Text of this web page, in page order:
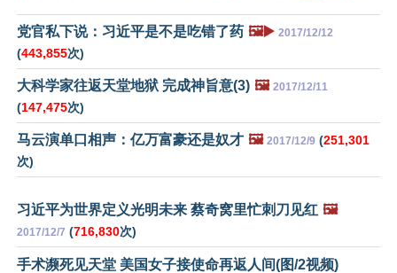
党官私下说：习近平是不是吃错了药 🖼️▶️ 2017/12/12
(443,855次)
大科学家往返天堂地狱 完成神旨意(3) 🖼️ 2017/12/11
(147,475次)
马云演单口相声：亿万富豪还是奴才 🖼️ 2017/12/9 (251,301
次)
习近平为世界定义光明未来 蔡奇窝里忙刺刀见红 🖼️
2017/12/7 (716,830次)
手术濒死见天堂 美国女子接使命再返人间(图/2视频)